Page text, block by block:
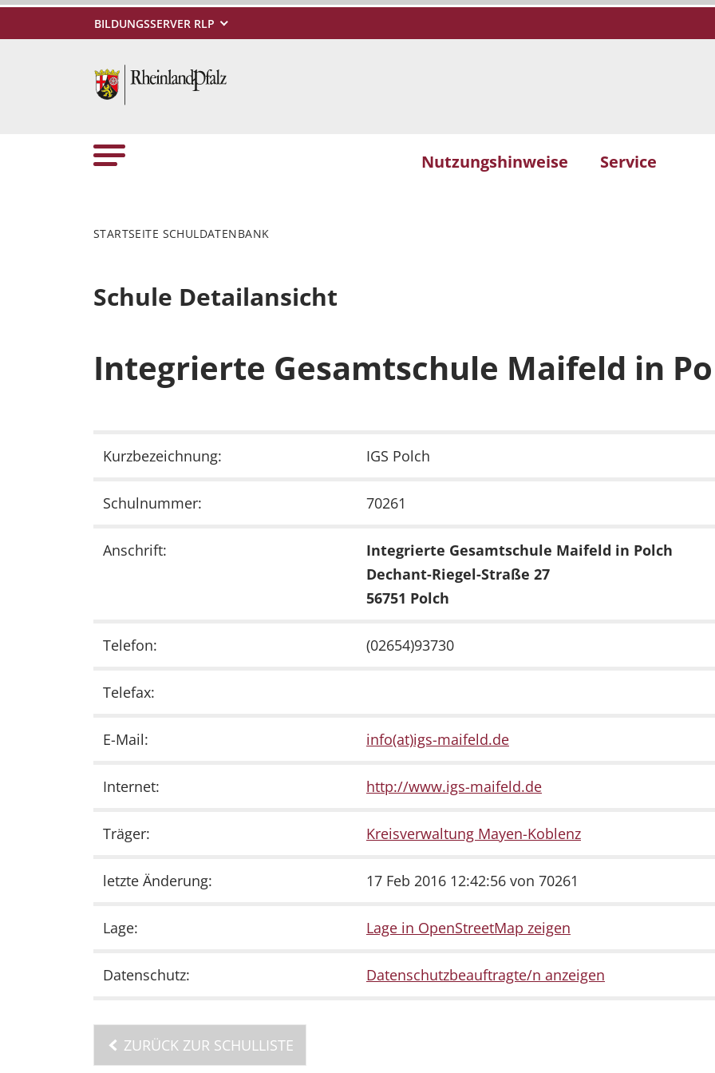
BILDUNGSSERVER RLP
Nutzungshinweise Service
STARTSEITE SCHULDATENBANK
Schule Detailansicht
Integrierte Gesamtschule Maifeld in
Kurzbezeichnung: IGS Polch
Schulnummer: 70261
Anschrift:
Integrierte Gesamtschule Maifeld in Polch
Dechant-Riegel-Straße 27
56751 Polch
Telefon: (02654)93730
Telefax:
E-Mail: info(at)igs-maifeld.de
Internet: http://www.igs-maifeld.de
Träger: Kreisverwaltung Mayen-Koblenz
letzte Änderung: 17 Feb 2016 12:42:56 von 70261
Lage: Lage in OpenStreetMap zeigen
Datenschutz: Datenschutzbeauftragte/n anzeigen
ZURÜCK ZUR SCHULLISTE